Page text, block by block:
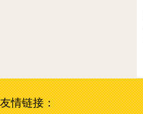
友情链接：